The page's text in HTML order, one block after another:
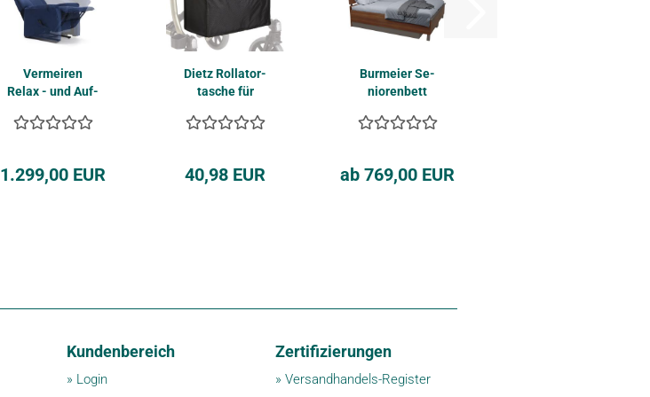
Ver­mei­ren
Relax - und Auf­
Ontario2...
1.299,00 EUR
Dietz Rol­la­t­or­
ta­sche für
ren...
40,98 EUR
Bur­mei­er Se­
nio­ren­bett
ab 769,00 EUR
Kundenbereich
» Login
Zertifizierungen
» Versandhandels-Register